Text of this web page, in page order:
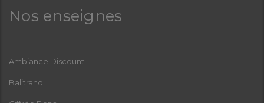
Nos enseignes
Ambiance Discount
Balitrand